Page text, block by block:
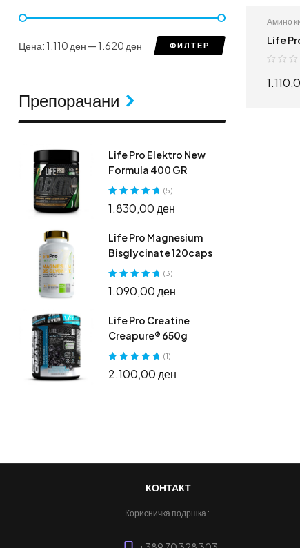
Амино
Life
ФИЛТЕР
Цена: 1.110 ден — 1.620 ден
Препорачани
Life Pro Elektro New
Formula 400 GR
Оценето
5.00
(5)
1.830,00ден
Life Pro Magnesium
Bisglycinate 120caps
Оценето
5.00
(3)
1.090,00ден
Life Pro Creatine
Creapure® 650g
Оценето
5.00
(1)
2.100,00ден
КОНТАКТ
Корисничка подршка :